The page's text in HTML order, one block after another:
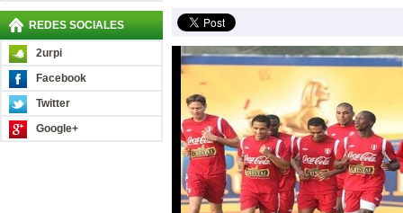
REDES SOCIALES
2urpi
Facebook
Twitter
Google+